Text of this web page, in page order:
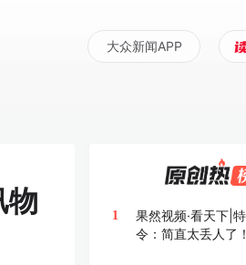
大众新闻APP
物 1
果然视频·看天下|
令：简直太丢人了！